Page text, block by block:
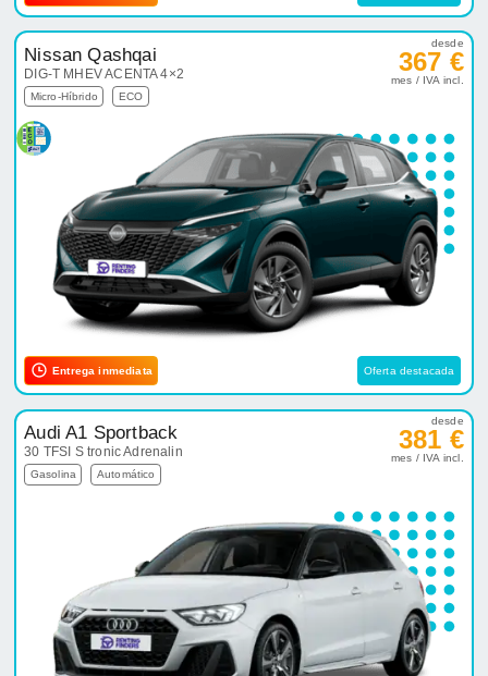
Nissan Qashqai
DIG-T MHEV ACENTA 4×2
Micro-Híbrido ECO
desde
367 €
mes / IVA incl.
Entrega inmediata Oferta destacada
Audi A1 Sportback
30 TFSI S tronic Adrenalin
Gasolina Automático
desde
381 €
mes / IVA incl.